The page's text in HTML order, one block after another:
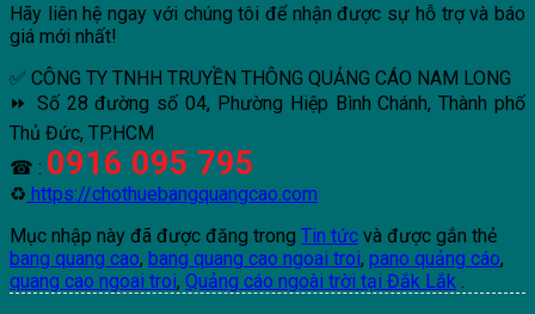
Hãy liên hệ ngay với chúng tôi để nhận được sự hỗ trợ và báo
giá mới nhất!
✅ CÔNG TY TNHH TRUYỀN THÔNG QUẢNG CÁO NAM LONG
⏩ Số 28 đường số 04, Phường Hiệp Bình Chánh, Thành phố
Thủ Đức, TP.HCM
☎ : 0916 095 795
♻ https://chothuebangquangcao.com
Mục nhập này đã được đăng trong Tin tức và được gắn thẻ
bang quang cao, bang quang cao ngoai troi, pano quảng cáo,
quang cao ngoai troi, Quảng cáo ngoài trời tại Đắk Lắk .